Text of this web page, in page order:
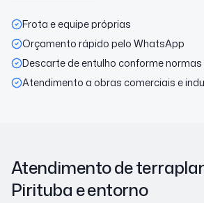
Frota e equipe próprias
Orçamento rápido pelo WhatsApp
Descarte de entulho conforme normas
Atendimento a obras comerciais e
Atendimento de
Pirituba e entorno